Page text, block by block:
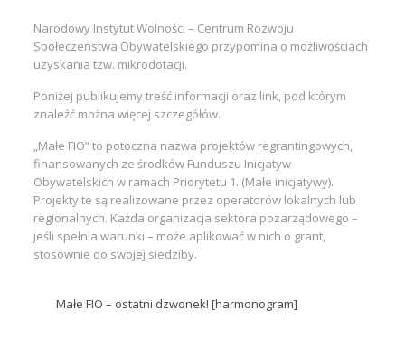
Narodowy Instytut Wolności – Centrum Rozwoju
Społeczeństwa Obywatelskiego przypomina o możliwościach
uzyskania tzw. mikrodotacji.
Poniżej publikujemy treść informacji oraz link, pod którym
znaleźć można więcej szczegółów.
„Małe FIO” to potoczna nazwa projektów regrantingowych,
finansowanych ze środków Funduszu Inicjatyw
Obywatelskich w ramach Priorytetu 1. (Małe inicjatywy).
Projekty te są realizowane przez operatorów lokalnych lub
regionalnych. Każda organizacja sektora pozarządowego –
jeśli spełnia warunki – może aplikować w nich o grant,
stosownie do swojej siedziby.
Małe FIO – ostatni dzwonek! [harmonogram]